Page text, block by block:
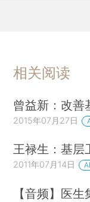
相关阅读
曾益新：改善
2015年07月27日
王禄生：基层
2011年07月14日
【音频】医